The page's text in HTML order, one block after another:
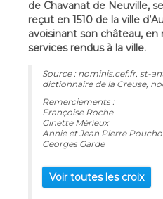
de Chavanat de Neuville,
reçut en 1510 de la ville
avoisinant son château, en
services rendus à la ville.
Source : nominis.cef.fr, st-
dictionnaire de la Creuse,
Remerciements :
Françoise Roche
Ginette Mérieux
Annie et Jean Pierre
Georges Garde
Voir toutes les croix